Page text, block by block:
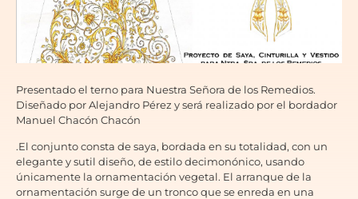
Presentado el terno para Nuestra Señora de los Remedios.
Diseñado por Alejandro Pérez y será realizado por el bordador
Manuel Chacón Chacón
.El conjunto consta de saya, bordada en su totalidad, con un
elegante y sutil diseño, de estilo decimonónico, usando
únicamente la ornamentación vegetal. El arranque de la
ornamentación surge de un tronco que se enreda en una